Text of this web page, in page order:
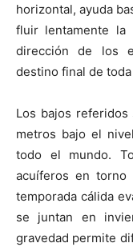
horizontal, ayuda
fluir lentamente la
dirección de los
destino final de
Los bajos
metros bajo el
todo el mundo.
acuíferos en
temporada cálida
se juntan en
gravedad permite